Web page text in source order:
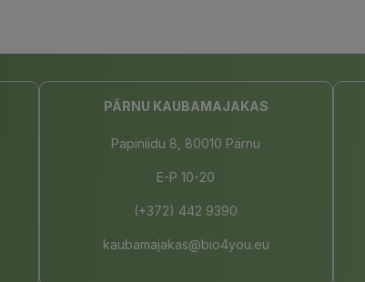
PÄRNU KAUBAMAJAKAS
Papiniidu 8, 80010 Pärnu
E-P 10-20
(+372) 442 9390
kaubamajakas@bio4you.eu